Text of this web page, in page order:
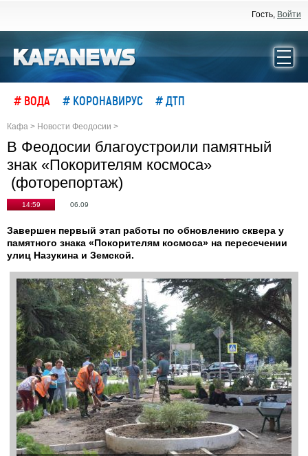
Гость, Войти
# ВОДА # КОРОНАВИРУС # ДТП
Кафа > Новости Феодосии >
В Феодосии благоустроили памятный
знак «Покорителям космоса»
(фоторепортаж)
14:59 06.09
Завершен первый этап работы по обновлению сквера у
памятного знака «Покорителям космоса» на пересечении
улиц Назукина и Земской.